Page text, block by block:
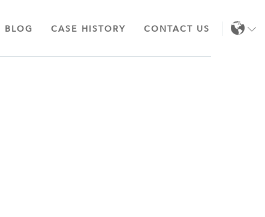
BLOG CASE HISTORY CONTACT US